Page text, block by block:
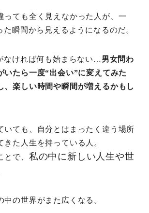
っても全く見えなかった人が、一
た瞬間から見えるようになるのだ。
なければ何も始まらない…男女問わ
いたら一度“出会い”に変えてみた
、楽しい時間や瞬間が増えるかもし
いても、自分とはまったく違う場所
きた人生を持っている人。
で、 私の中に新しい人生や世
中の世界がまた広くなる。